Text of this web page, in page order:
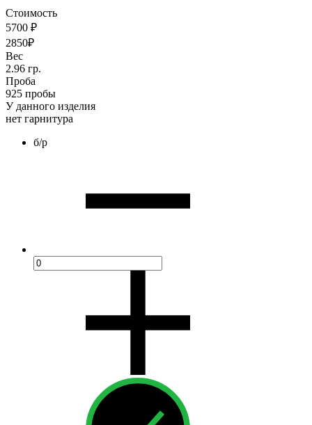
Стоимость
5700 ₽
2850₽
Вес
2.96 гр.
Проба
925 пробы
У данного изделия
нет гарнитура
б/р